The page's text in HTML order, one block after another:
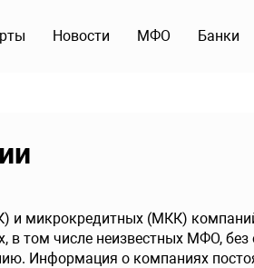
Новости МФО Банки
микрокредитных (МКК)
том числе неизвестных МФО,
Информация о компаниях